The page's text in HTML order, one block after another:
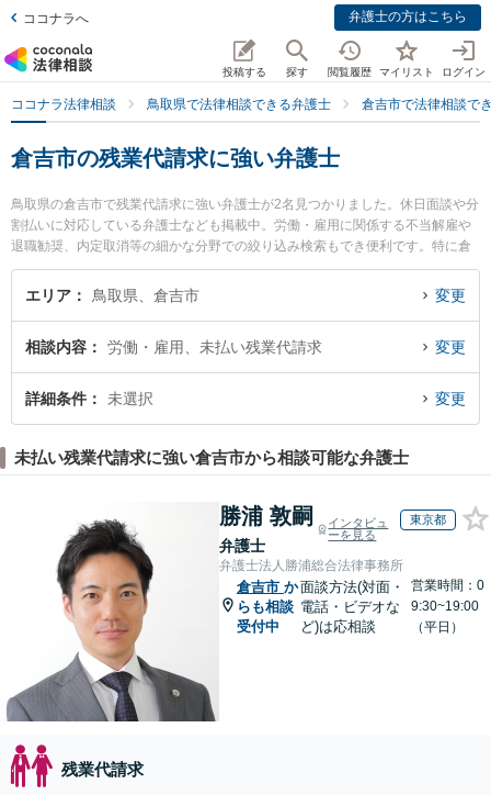
ココナラへ 弁護士の方はこちら
投稿する 探す 閲覧履歴 マイリスト ログイン
ココナラ法律相談 鳥取県で法律相談できる弁護士 倉吉市で法律相談で
倉吉市の残業代請求に強い弁護士
鳥取県の倉吉市で残業代請求に強い弁護士が2名見つかりました。休日面談や分
割払いに対応している弁護士なども掲載中。労働・雇用に関係する不当解雇や
退職勧奨、内定取消等の細かな分野での絞り込み検索もでき便利です。特に倉
吉ひかり法律事務所の辻本 周平弁護士や倉吉うつぶき法律事務所の濵田 卓志弁
護士のプロフィール情報や弁護士費用、強みなどが注目されています。『倉吉
『初回相談無料で残業代請求を法律相談できる倉吉市内の弁護士に相談予約し
たい』などでお困りの相談者さんにおすすめです。
エリア 鳥取県、倉吉市 変更
相談内容 労働・雇用、未払い残業代請求 変更
詳細条件 未選択 変更
未払い残業代請求に強い倉吉市から相談可能な弁護士
勝浦 敦嗣
弁護士
インタビュ
ーを見る
東京都
弁護士法人勝浦総合法律事務所
倉吉市 か
らも相談
受付中
面談方法(対面・
電話・ビデオな
ど)は応相談
営業時間：0
9:30~19:00
（平日）
残業代請求